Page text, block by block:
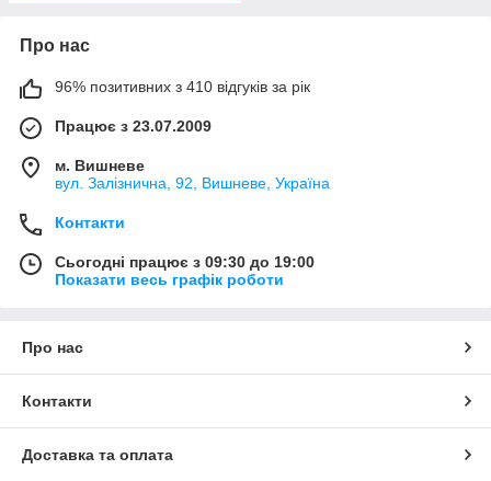
Про нас
96% позитивних з 410 відгуків за рік
Працює з 23.07.2009
м. Вишневе
вул. Залізнична, 92, Вишневе, Україна
Контакти
Сьогодні працює з 09:30 до 19:00
Показати весь графік роботи
Про нас
Контакти
Доставка та оплата